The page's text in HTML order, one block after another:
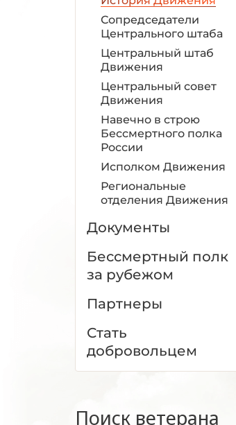
Сопредседатели
Центрального штаба
Центральный штаб
Движения
Центральный совет
Движения
Навечно в строю
Бессмертного полка
России
Исполком Движения
Региональные
отделения Движения
Документы
Бессмертный полк
за рубежом
Партнеры
Стать
добровольцем
Поиск ветерана